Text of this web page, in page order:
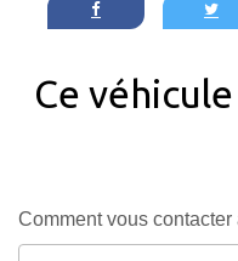
Ce
Comment vous